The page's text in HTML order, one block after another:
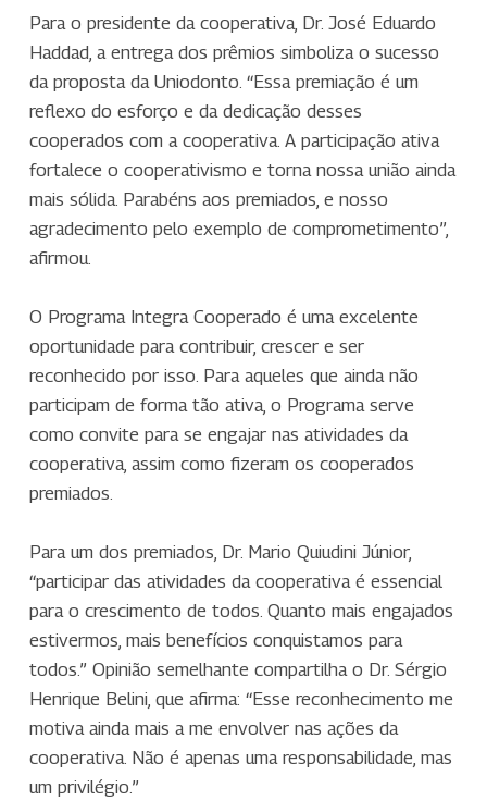
Para o presidente da cooperativa, Dr. José Eduardo
Haddad, a entrega dos prêmios simboliza o sucesso
da proposta da Uniodonto. “Essa premiação é um
reflexo do esforço e da dedicação desses
cooperados com a cooperativa. A participação ativa
fortalece o cooperativismo e torna nossa união ainda
mais sólida. Parabéns aos premiados, e nosso
agradecimento pelo exemplo de comprometimento”,
afirmou.
O Programa Integra Cooperado é uma excelente
oportunidade para contribuir, crescer e ser
reconhecido por isso. Para aqueles que ainda não
participam de forma tão ativa, o Programa serve
como convite para se engajar nas atividades da
cooperativa, assim como fizeram os cooperados
premiados.
Para um dos premiados, Dr. Mario Quiudini Júnior,
“participar das atividades da cooperativa é essencial
para o crescimento de todos. Quanto mais engajados
estivermos, mais benefícios conquistamos para
todos.” Opinião semelhante compartilha o Dr. Sérgio
Henrique Belini, que afirma: “Esse reconhecimento me
motiva ainda mais a me envolver nas ações da
cooperativa. Não é apenas uma responsabilidade, mas
um privilégio.”